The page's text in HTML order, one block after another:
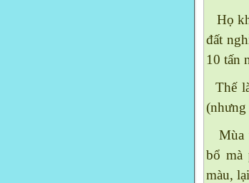
Họ
đất
10 tấn
Thế
(nhưng
Mùa
bổ mà
màu,